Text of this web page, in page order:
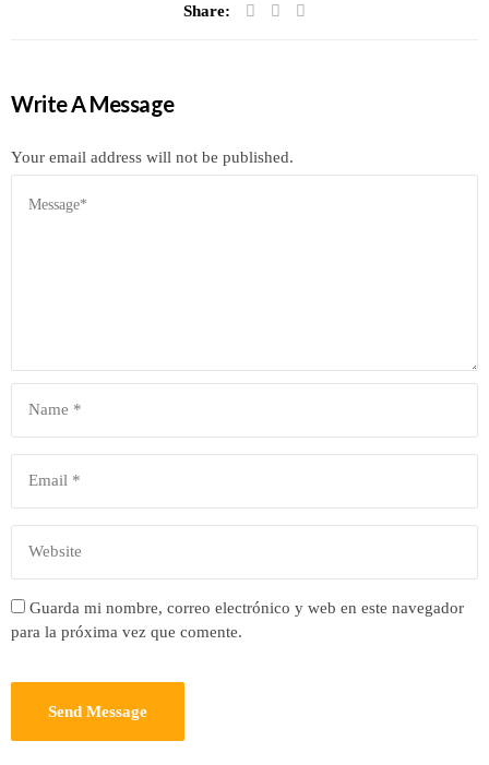
Share:
Write A Message
Your email address will not be published.
Guarda mi nombre, correo electrónico y web en este navegador
para la próxima vez que comente.